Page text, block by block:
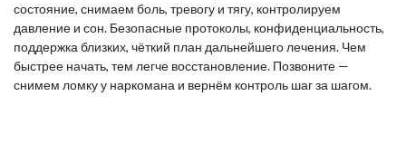
состояние, снимаем боль, тревогу и тягу, контролируем
давление и сон. Безопасные протоколы, конфиденциальность,
поддержка близких, чёткий план дальнейшего лечения. Чем
быстрее начать, тем легче восстановление. Позвоните —
снимем ломку у наркомана и вернём контроль шаг за шагом.